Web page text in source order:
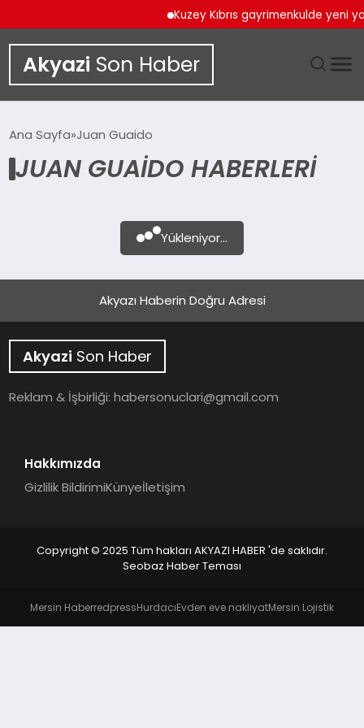
Kuzey Kıbrıs gayrimenkulde yeni
Akyazi Son Haber
SIYASET
YAŞAM
Ana Sayfa Juan Guaido
JUAN GUAIDO HABERLERI
Yükleniyor...
Akyazı Haberin Doğru Adresi
Akyazi Son Haber
Reklam & İşbirliği:habersonuclari@gmail.com
Hakkımızda
Gizlilik BildirimiKünyeİletişim
Copyright © 2025 Tüm hakları AKYAZI HABER 'de saklıdır.
Seobaz Haber Teması
Mersin HaberredpressHurdacıEvden eve nakliyatMersin Lojistik